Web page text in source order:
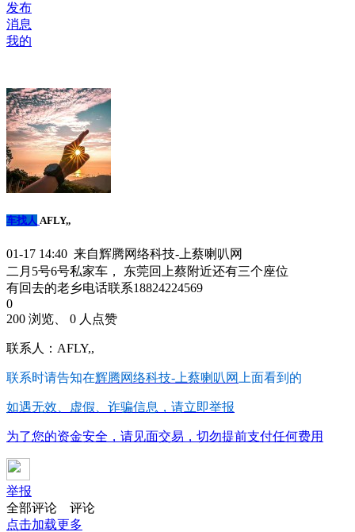
发布
消息
我的
车找人 AFLY,,
01-17 14:40 来自辉腾网络科技-上蔡喇叭网
二月5号6号私家车， 东莞回上蔡附近还有三个座位
有回去的老乡电话联系18824224569
0
200 浏览、 0 人点赞
联系人：AFLY,,
联系时请告知在辉腾网络科技-上蔡喇叭网 上面看到的
如遇无效、虚假、诈骗信息，请立即举报
为了您的资金安全，请见面交易，切勿提前支付任何费用
举报
全部评论
评论
点击加载更多